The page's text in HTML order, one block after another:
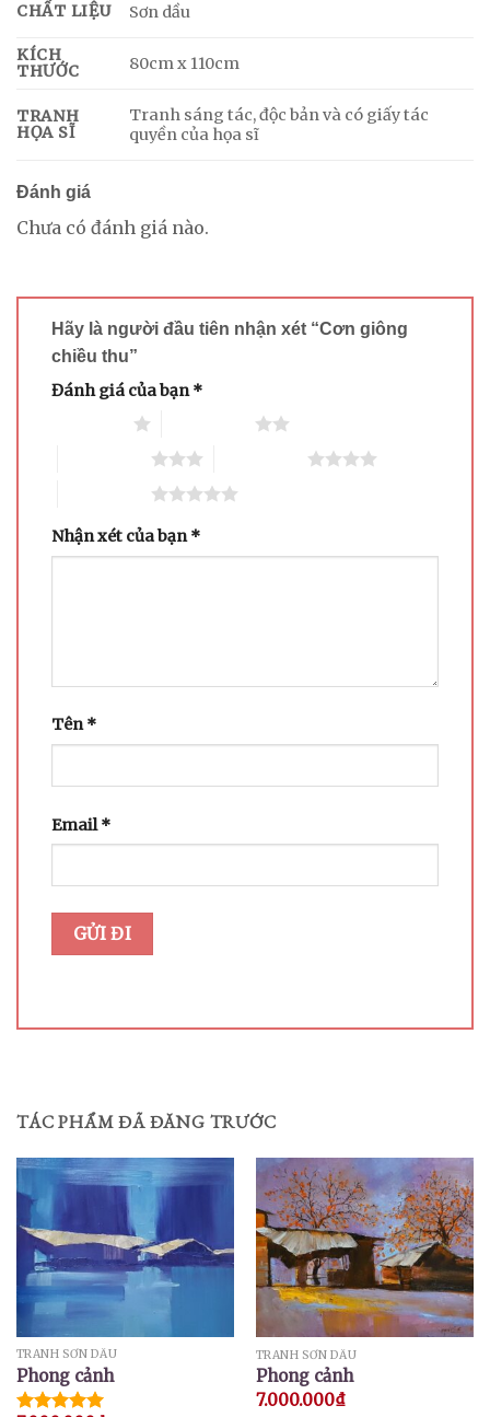
CHẤT LIỆU Sơn dầu
KÍCH
THƯỚC
80cm x 110cm
TRANH
HỌA SĨ
Tranh sáng tác, độc bản và có giấy tác
quyền của họa sĩ
Đánh giá
Chưa có đánh giá nào.
Hãy là người đầu tiên nhận xét “Cơn giông
chiều thu”
Đánh giá của bạn*
Nhận xét của bạn*
Tên*
Email*
TÁC PHẨM ĐÃ ĐĂNG TRƯỚC
TRANH SƠN DẦU
Phong cảnh
TRANH SƠN DẦU
Phong cảnh
7.000.000₫